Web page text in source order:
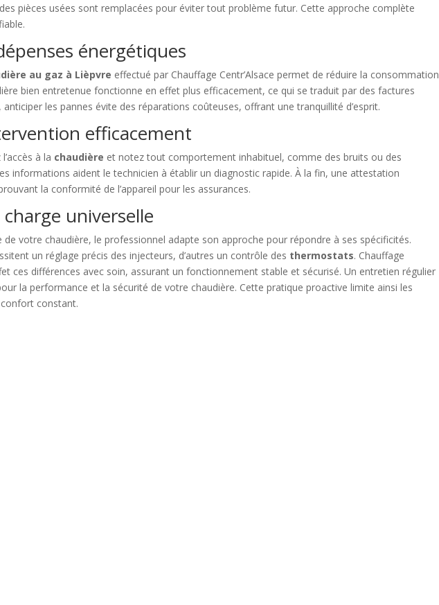
pièces usées sont remplacées pour éviter tout problème futur. Cette approche complète
énergétiques
au gaz à Lièpvre effectué par Chauffage Centr’Alsace permet de réduire la consommation
bien entretenue fonctionne en effet plus efficacement, ce qui se traduit par des factures
les pannes évite des réparations coûteuses, offrant une tranquillité d’esprit.
efficacement
à la chaudière et notez tout comportement inhabituel, comme des bruits ou des
informations aident le technicien à établir un diagnostic rapide. À la fin, une attestation
la conformité de l’appareil pour les assurances.
universelle
de votre chaudière, le professionnel adapte son approche pour répondre à ses spécificités.
un réglage précis des injecteurs, d’autres un contrôle des thermostats. Chauffage
ces différences avec soin, assurant un fonctionnement stable et sécurisé. Un entretien régulier
la performance et la sécurité de votre chaudière. Cette pratique proactive limite ainsi les
constant.